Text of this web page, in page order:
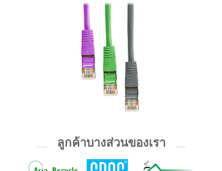
ลูกค้าบางส่วนของเรา